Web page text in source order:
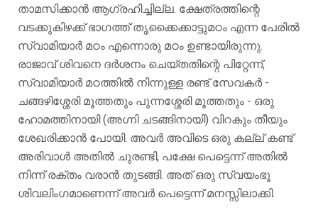
താമസിക്കാൻ ആഗ്രഹിച്ചില്ല. ക്ഷേത്രത്തിന്റെ
വടക്കുകിഴക്ക് ഭാഗത്ത് തൃക്കൈക്കാട്ടുമഠം എന്ന പേരിൽ
സ്വാമിയാർ മഠം എന്നൊരു മഠം ഉണ്ടായിരുന്നു.
രാജാവ് ശിവനെ ദർശനം ചെയ്തതിന്റെ പിറ്റേന്ന്,
സ്വാമിയാർ മഠത്തിൽ നിന്നുള്ള രണ്ട് സേവകർ -
ചങ്ങഴിശ്ശേരി മൂത്തതും പുന്നശ്ശേരി മൂത്തതും - ഒരു
ഹോമത്തിനായി (അഗ്നി ചടങ്ങിനായി) വിറകും തീയും
ശേഖരിക്കാൻ പോയി. അവർ അവിടെ ഒരു കല്ല് കണ്ട്
അരിവാൾ അതിൽ ചുരണ്ടി, പക്ഷേ പെട്ടെന്ന് അതിൽ
നിന്ന് രക്തം വരാൻ തുടങ്ങി. അത് ഒരു സ്വയംഭൂ
ശിവലിംഗമാണെന്ന് അവർ പെട്ടെന്ന് മനസ്സിലാക്കി.